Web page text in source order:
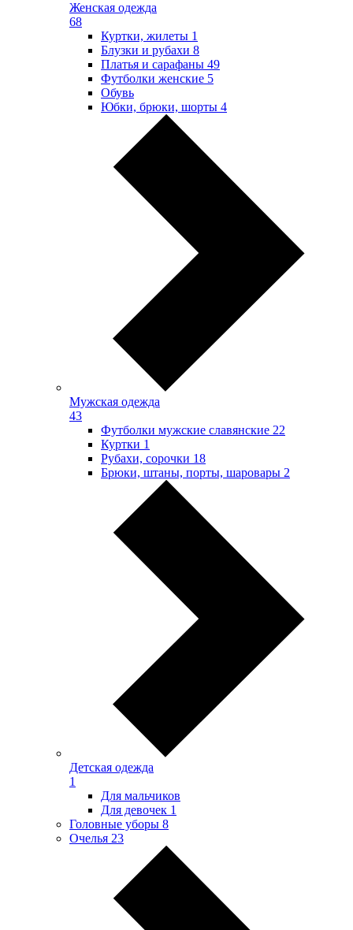
Женская одежда
68
Куртки, жилеты 1
Блузки и рубахи 8
Платья и сарафаны 49
Футболки женские 5
Обувь
Юбки, брюки, шорты 4
Мужская одежда
43
Футболки мужские славянские 22
Куртки 1
Рубахи, сорочки 18
Брюки, штаны, порты, шаровары 2
Детская одежда
1
Для мальчиков
Для девочек 1
Головные уборы 8
Очелья 23